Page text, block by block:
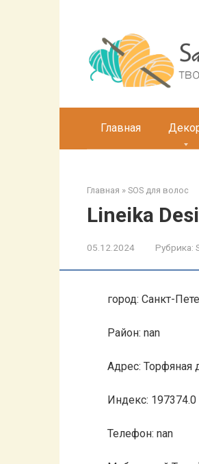
Главная
Главная » SOS для волос
Lineika
05.12.2024 Рубрика:
город: Санкт-
Район: nan
Адрес: Торфяная
Индекс: 197374.0
Телефон: nan